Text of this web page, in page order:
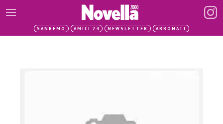
SANREMO AMICI 24 NEWSLETTER ABBONATI